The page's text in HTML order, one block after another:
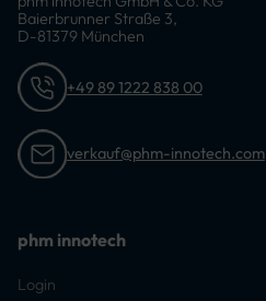
Baierbrunner Straße 3,
D-81379 München
+49 89 1222 838 00
verkauf@phm-innotech.com
phm innotech
Login